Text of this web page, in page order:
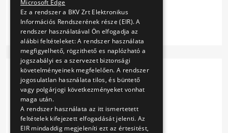
Tovább
II.6. (ARCHÍVUM)
Tovább
Microsoft Edge
Ez a rendszer a BKV Zrt Elektronikus
Információs Rendszerének része (EIR). A
rendszer használatával Ön elfogadja az
alábbi feltételeket: A rendszer használata
megfigyelhető, rögzithető es naplózható a
jogszabályi es a szervezet biztonsági
követelményeinek megfelelően. A rendszer
jogosulatlan használata tilos, és büntető
vagy polgárjogi következményeket vonhat
maga után.
A rendszer használata az itt ismertetett
feltételek kifejezett elfogadását jelenti. Az
EIR mindaddig megjeleníti ezt az értesitést,